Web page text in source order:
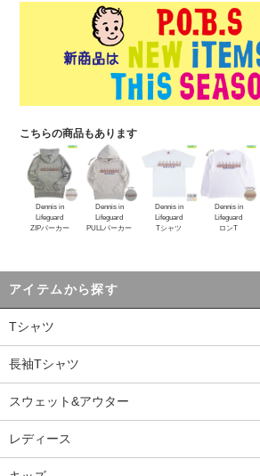
こちらの商品もあります
Dennis in
Lifeguard
ZIPパーカー
Dennis in
Lifeguard
PULLパーカー
Dennis in
Lifeguard
Tシャツ
Dennis in
Lifeguard
ロンT
アイテムから探す
Tシャツ
長袖Tシャツ
スウェット&アウター
レディース